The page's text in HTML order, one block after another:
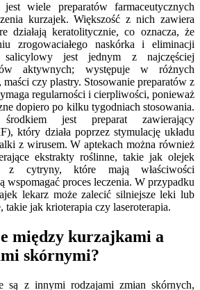
wiele preparatów farmaceutycznych
kurzajek. Większość z nich zawiera
działają keratolitycznie, co oznacza, że
zrogowaciałego naskórka i eliminacji
jest jednym z najczęściej
aktywnych; występuje w różnych
czy plastry. Stosowanie preparatów z
regularności i cierpliwości, ponieważ
dopiero po kilku tygodniach stosowania.
jest preparat zawierający
który działa poprzez stymulację układu
z wirusem. W aptekach można również
ekstrakty roślinne, takie jak olejek
z cytryny, które mają właściwości
wspomagać proces leczenia. W przypadku
lekarz może zalecić silniejsze leki lub
takie jak krioterapia czy laseroterapia.
między kurzajkami a
skórnymi?
są z innymi rodzajami zmian skórnych,